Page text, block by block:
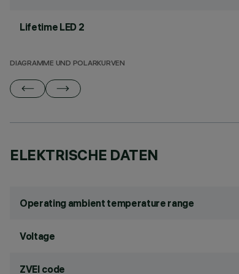
Lifetime LED 2
DIAGRAMME UND POLARKURVEN
ELEKTRISCHE DATEN
Operating ambient temperature range
Voltage
ZVEI code